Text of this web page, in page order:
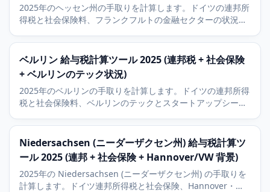
2025年のヘッセン州の手取りを計算します。ドイツの連邦所
得税と社会保険料、フランクフルトの金融セクターの状況と
ベルリン 給与税計算ツール 2025 (連邦税 + 社会保険
+ ベルリンのテック状況)
2025年のベルリンの手取りを計算します。ドイツの連邦所得
税と社会保険料、ベルリンのテックとスタートアップシーン
Niedersachsen (ニーダーザクセン州) 給与税計算ツ
ール 2025 (連邦 + 社会保険 + Hannover/VW 背景)
2025年の Niedersachsen (ニーダーザクセン州) の手取りを
計算します。ドイツ連邦所得税と社会保険、Hannover・